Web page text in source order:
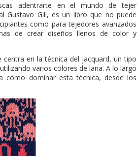
adentrarte en el mundo de tejer
Gustavo Gili, es un libro que no puede
como para tejedores avanzados
de crear diseños llenos de color y
en la técnica del jacquard, un tipo
varios colores de lana. A lo largo
cómo dominar esta técnica, desde los